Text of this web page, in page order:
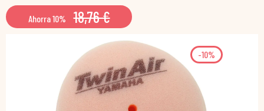
Ahorra 10% 18,76 €
-10%